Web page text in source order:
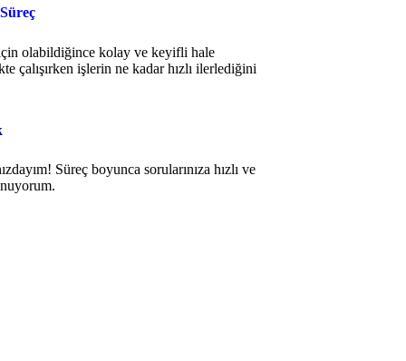
olabildiğince kolay ve keyifli hale
çalışırken işlerin ne kadar hızlı ilerlediğini
Süreç boyunca sorularınıza hızlı ve